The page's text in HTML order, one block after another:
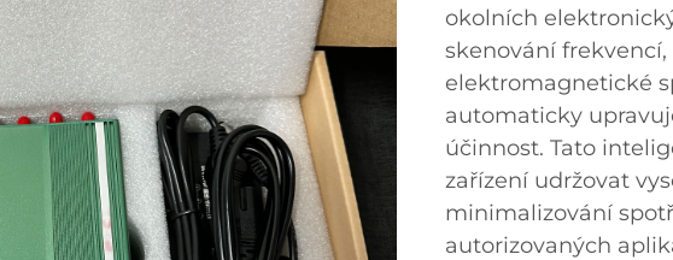
okolních
skenování
elektromagnetické
automaticky
účinnost. Tato
zařízení udržovat
minimalizování
autorizovaných